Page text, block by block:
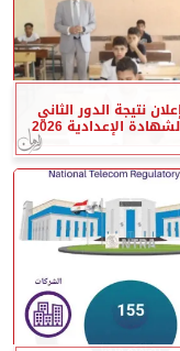
نتيجة الدور الثاني
الإعدادية 2026